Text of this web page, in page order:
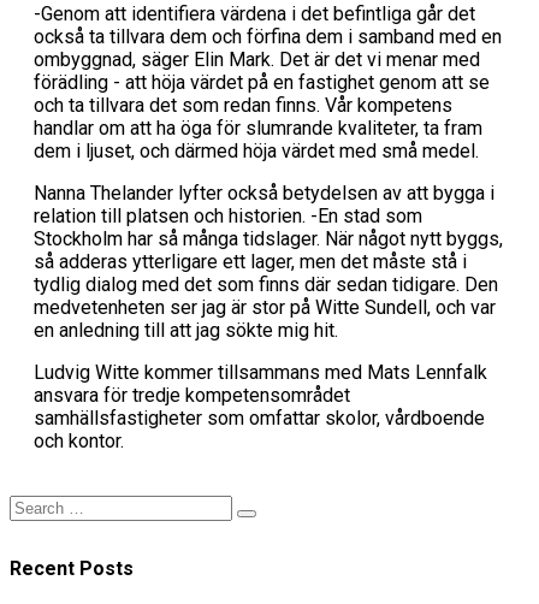
-Genom att identifiera värdena i det befintliga går det
också ta tillvara dem och förfina dem i samband med en
ombyggnad, säger Elin Mark. Det är det vi menar med
förädling - att höja värdet på en fastighet genom att se
och ta tillvara det som redan finns. Vår kompetens
handlar om att ha öga för slumrande kvaliteter, ta fram
dem i ljuset, och därmed höja värdet med små medel.
Nanna Thelander lyfter också betydelsen av att bygga i
relation till platsen och historien. -En stad som
Stockholm har så många tidslager. När något nytt byggs,
så adderas ytterligare ett lager, men det måste stå i
tydlig dialog med det som finns där sedan tidigare. Den
medvetenheten ser jag är stor på Witte Sundell, och var
en anledning till att jag sökte mig hit.
Ludvig Witte kommer tillsammans med Mats Lennfalk
ansvara för tredje kompetensområdet
samhällsfastigheter som omfattar skolor, vårdboende
och kontor.
Recent Posts